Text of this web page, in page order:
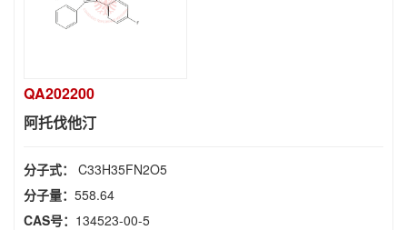
QA202200
阿托伐他汀
分子式： C33H35FN2O5
分子量： 558.64
CAS号： 134523-00-5